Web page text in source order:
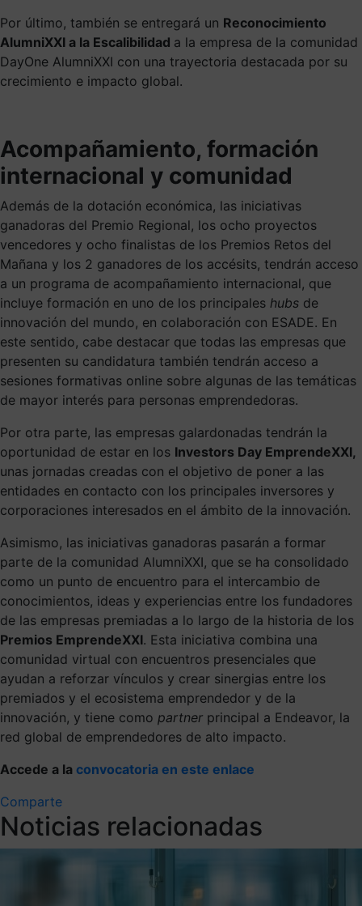
Por último, también se entregará un Reconocimiento
AlumniXXI a la Escalibilidad a la empresa de la comunidad
DayOne AlumniXXI con una trayectoria destacada por su
crecimiento e impacto global.
Acompañamiento, formación
internacional y comunidad
Además de la dotación económica, las iniciativas
ganadoras del Premio Regional, los ocho proyectos
vencedores y ocho finalistas de los Premios Retos del
Mañana y los 2 ganadores de los accésits, tendrán acceso
a un programa de acompañamiento internacional, que
incluye formación en uno de los principales hubs de
innovación del mundo, en colaboración con ESADE. En
este sentido, cabe destacar que todas las empresas que
presenten su candidatura también tendrán acceso a
sesiones formativas online sobre algunas de las temáticas
de mayor interés para personas emprendedoras.
Por otra parte, las empresas galardonadas tendrán la
oportunidad de estar en los Investors Day EmprendeXXI,
unas jornadas creadas con el objetivo de poner a las
entidades en contacto con los principales inversores y
corporaciones interesados en el ámbito de la innovación.
Asimismo, las iniciativas ganadoras pasarán a formar
parte de la comunidad AlumniXXI, que se ha consolidado
como un punto de encuentro para el intercambio de
conocimientos, ideas y experiencias entre los fundadores
de las empresas premiadas a lo largo de la historia de los
Premios EmprendeXXI. Esta iniciativa combina una
comunidad virtual con encuentros presenciales que
ayudan a reforzar vínculos y crear sinergias entre los
premiados y el ecosistema emprendedor y de la
innovación, y tiene como partner principal a Endeavor, la
red global de emprendedores de alto impacto.
Accede a la convocatoria en este enlace
Comparte
Noticias relacionadas